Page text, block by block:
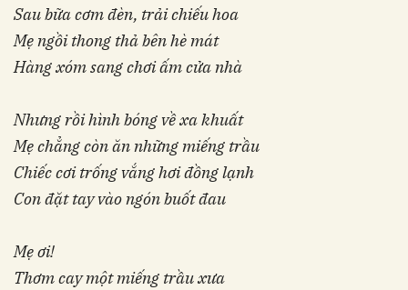
Sau bữa cơm đèn, trải chiếu hoa
Mẹ ngồi thong thả bên hè mát
Hàng xóm sang chơi ấm cửa nhà
Nhưng rồi hình bóng về xa khuất
Mẹ chẳng còn ăn những miếng trầu
Chiếc cơi trống vắng hơi đồng lạnh
Con đặt tay vào ngón buốt đau
Mẹ ơi!
Thơm cay một miếng trầu xưa